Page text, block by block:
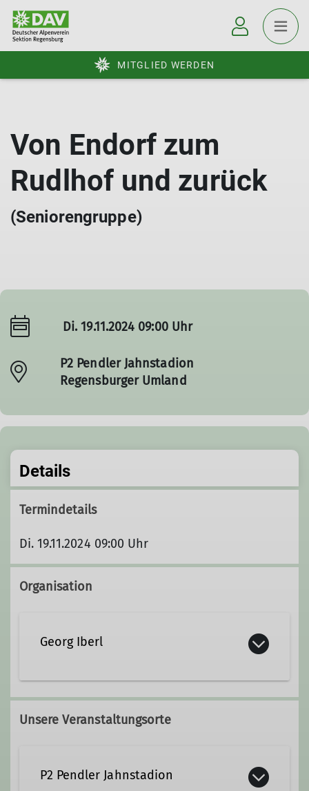
MITGLIED WERDEN
Von Endorf zum
Rudlhof und zurück
(Seniorengruppe)
Di. 19.11.2024 09:00 Uhr
P2 Pendler Jahnstadion
Regensburger Umland
Details
Termindetails
Di. 19.11.2024 09:00 Uhr
Organisation
Georg Iberl
Unsere Veranstaltungsorte
P2 Pendler Jahnstadion